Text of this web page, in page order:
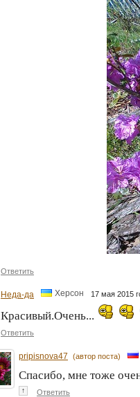
Ответить
Неда-да Херсон 17 мая 2015
Красивый.Очень...
Ответить
pripisnova47 (автор поста)
Спасибо, мне тоже
↑ Ответить